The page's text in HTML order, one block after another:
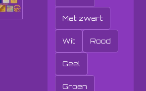
Mat zwart
Wit Rood
Geel
Groen